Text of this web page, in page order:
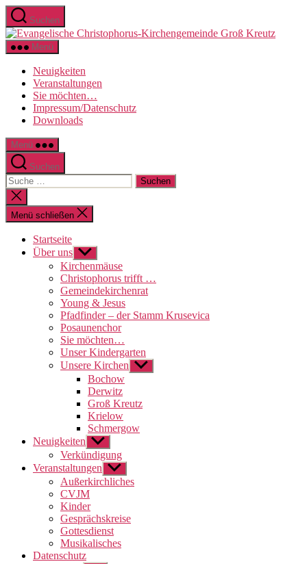
Direkt
zum
Inhalt
wechseln
Suchen
Menü
Neuigkeiten
Veranstaltungen
Sie möchten…
Impressum/Datenschutz
Downloads
Menü
Suchen
Suche
nach:
Suche
schließen
Menü schließen
Startseite
Über uns Untermenü
anzeigen
Kirchenmäuse
Christophorus trifft …
Gemeindekirchenrat
Young & Jesus
Pfadfinder – der Stamm Krusevica
Posaunenchor
Sie möchten…
Unser Kindergarten
Unsere Kirchen Untermenü
anzeigen
Bochow
Derwitz
Groß Kreutz
Krielow
Schmergow
Neuigkeiten Untermenü
anzeigen
Verkündigung
Veranstaltungen Untermenü
anzeigen
Außerkirchliches
CVJM
Kinder
Gesprächskreise
Gottesdienst
Musikalisches
Datenschutz